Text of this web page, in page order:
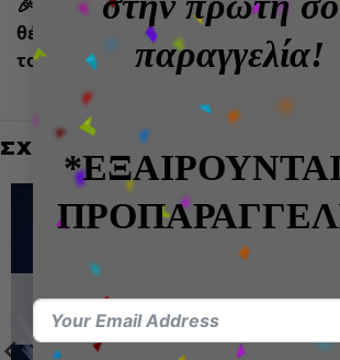
παραγγελία!
🎉 Ιδανική επιλογή για fans του
θέλουν ένα εντυπωσιακό collectible
τους!
ΣΧΕΤΙΚΆ ΠΡΟΪΌΝΤΑ
ΕΞΑΝΤΛΗΜΈΝΟ